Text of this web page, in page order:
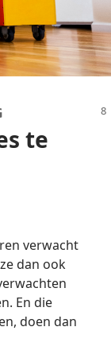
te
verwacht
dan ook
En die
doen dan